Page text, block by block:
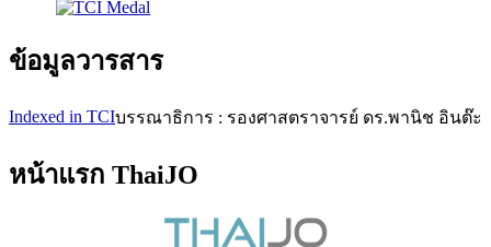
ข้อมูลวารสาร
Indexed in TCIบรรณาธิการ : รองศาสตราจารย์ ดร.พานิช อินต๊ะ
หน้าแรก ThaiJO